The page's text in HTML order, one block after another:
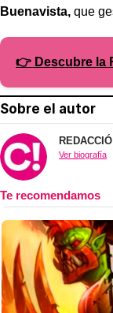
Buenavista, que
👉 Descubre la
Sobre el autor
REDACCIÓ
Ver biografía